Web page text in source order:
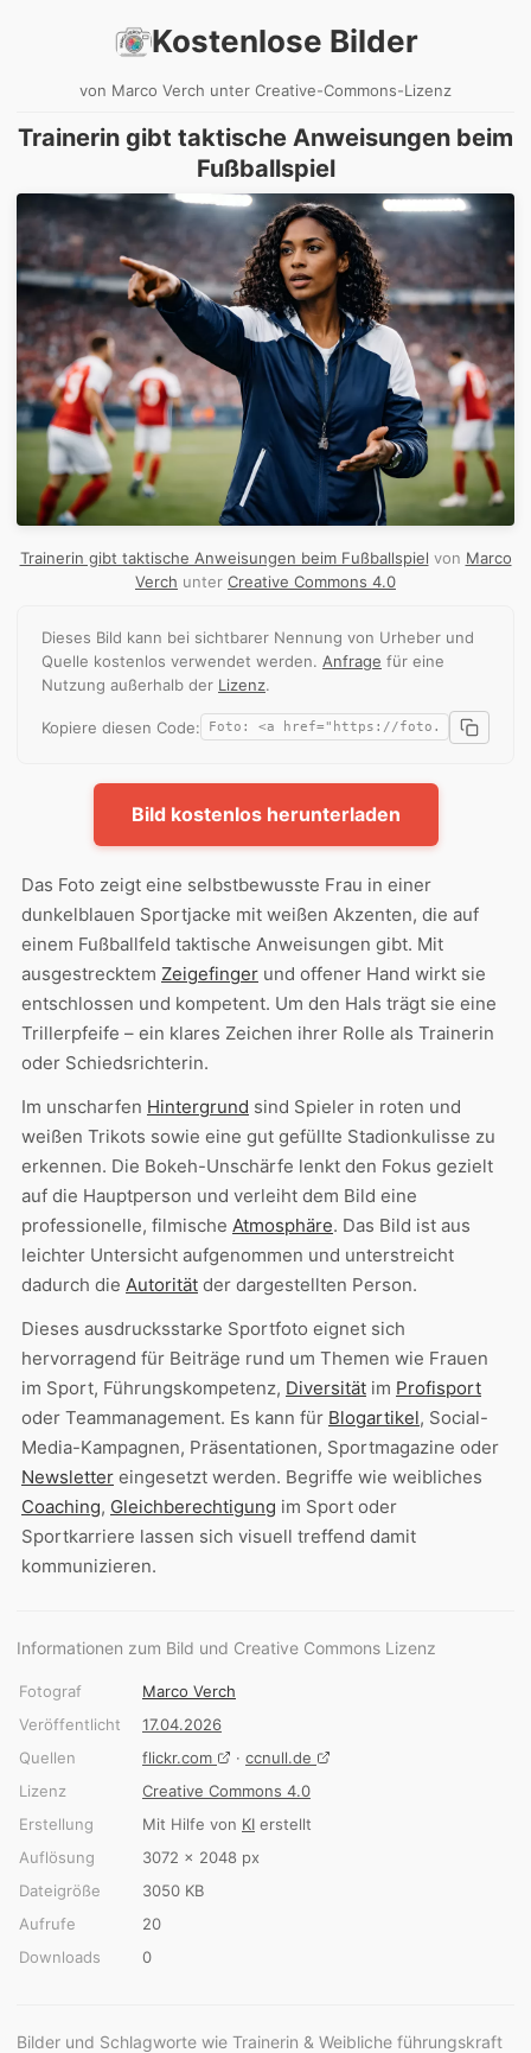
Kostenlose Bilder
von Marco Verch unter Creative-Commons-Lizenz
Trainerin gibt taktische Anweisungen beim
Fußballspiel
Trainerin gibt taktische Anweisungen beim Fußballspiel von Marco
Verch unter Creative Commons 4.0
Dieses Bild kann bei sichtbarer Nennung von Urheber und
Quelle kostenlos verwendet werden. Anfrage für eine
Nutzung außerhalb der Lizenz.
Kopiere diesen Code:
Bild kostenlos herunterladen
Das Foto zeigt eine selbstbewusste Frau in einer
dunkelblauen Sportjacke mit weißen Akzenten, die auf
einem Fußballfeld taktische Anweisungen gibt. Mit
ausgestrecktem Zeigefinger und offener Hand wirkt sie
entschlossen und kompetent. Um den Hals trägt sie eine
Trillerpfeife – ein klares Zeichen ihrer Rolle als Trainerin
oder Schiedsrichterin.
Im unscharfen Hintergrund sind Spieler in roten und
weißen Trikots sowie eine gut gefüllte Stadionkulisse zu
erkennen. Die Bokeh-Unschärfe lenkt den Fokus gezielt
auf die Hauptperson und verleiht dem Bild eine
professionelle, filmische Atmosphäre. Das Bild ist aus
leichter Untersicht aufgenommen und unterstreicht
dadurch die Autorität der dargestellten Person.
Dieses ausdrucksstarke Sportfoto eignet sich
hervorragend für Beiträge rund um Themen wie Frauen
im Sport, Führungskompetenz, Diversität im Profisport
oder Teammanagement. Es kann für Blogartikel, Social-
Media-Kampagnen, Präsentationen, Sportmagazine oder
Newsletter eingesetzt werden. Begriffe wie weibliches
Coaching, Gleichberechtigung im Sport oder
Sportkarriere lassen sich visuell treffend damit
kommunizieren.
Informationen zum Bild und Creative Commons Lizenz
Fotograf
Marco Verch
Veröffentlicht
17.04.2026
Quellen
flickr.com · ccnull.de
Lizenz
Creative Commons 4.0
Erstellung
Mit Hilfe von KI erstellt
Auflösung
3072 × 2048 px
Dateigröße
3050 KB
Aufrufe
20
Downloads
0
Bilder und Schlagworte wie Trainerin & Weibliche führungskraft